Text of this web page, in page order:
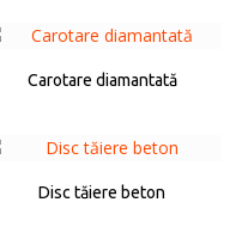
Carotare diamantată
Disc tăiere beton